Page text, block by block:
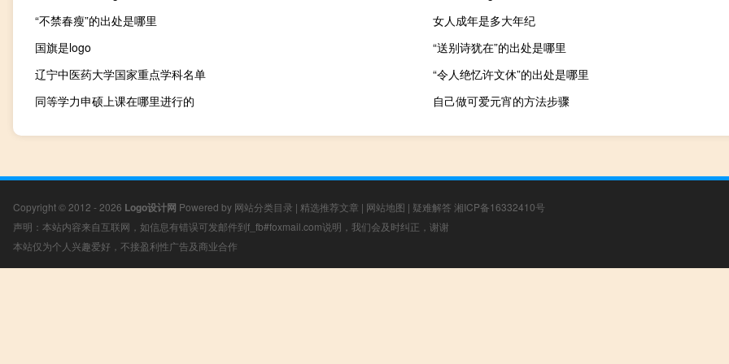
“不禁春瘦”的出处是哪里
女人成年是多大年纪
国旗是logo
“送别诗犹在”的出处是哪里
辽宁中医药大学国家重点学科名单
“令人绝忆许文休”的出处是哪里
同等学力申硕上课在哪里进行的
自己做可爱元宵的方法步骤
Copyright © 2012 - 2026 Logo设计网 Powered by 网站分类目录 | 精选推荐文章 | 网站地图 | 疑难解答 湘ICP备16332410号
声明：本站内容来自互联网，如信息有错误可发邮件到f_fb#foxmail.com说明，我们会及时纠正，谢谢
本站仅为个人兴趣爱好，不接盈利性广告及商业合作